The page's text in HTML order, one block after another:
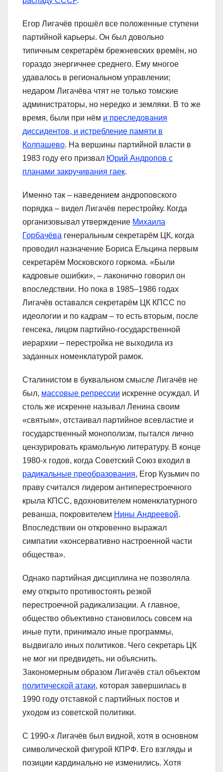
Егор Лигачёв прошёл все положенные ступени
партийной карьеры. Он был довольно
типичным секретарём брежневских времён, но
гораздо энергичнее среднего. Ему многое
удавалось в региональном управлении;
недаром Лигачёва чтят не только томские
администраторы, но нередко и земляки. В то же
время, были при нём и преследования
диссидентов, и истребление памяти в
Колпашево. На вершины партийной власти в
1983 году его призвал Юрий Андропов с
планами закручивания гаек.
Именно так – наведением андроповского
порядка – видел Лигачёв перестройку. Когда
организовывал утверждение Михаила
Горбачёва генеральным секретарём ЦК, когда
проводил назначение Бориса Ельцина первым
секретарём Московского горкома. «Были
кадровые ошибки», – лаконично говорил он
впоследствии. Но пока в 1985–1986 годах
Лигачёв оставался секретарём ЦК КПСС по
идеологии и по кадрам – то есть вторым, после
генсека, лицом партийно-государственной
иерархии – перестройка не выходила из
заданных номенклатурой рамок.
Сталинистом в буквальном смысле Лигачёв не
был, массовые репрессии искренне осуждал. И
столь же искренне называл Ленина своим
«святым», отстаивал партийное всевластие и
государственный монополизм, пытался лично
цензурировать крамольную литературу. В конце
1980-х годов, когда Советский Союз входил в
радикальные преобразования, Егор Кузьмич по
праву считался лидером антиперестроечного
крыла КПСС, вдохновителем номенклатурного
реванша, покровителем Нины Андреевой.
Впоследствии он откровенно выражал
симпатии «консервативно настроенной части
общества».
Однако партийная дисциплина не позволяла
ему открыто противостоять резкой
перестроечной радикализации. А главное,
общество объективно становилось совсем на
иные пути, принимало иные программы,
выдвигало иных политиков. Чего секретарь ЦК
не мог ни предвидеть, ни объяснить.
Закономерным образом Лигачёв стал объектом
политической атаки, которая завершилась в
1990 году отставкой с партийных постов и
уходом из советской политики.
С 1990-х Лигачёв был видной, хотя в основном
символической фигурой КПРФ. Его взгляды и
позиции кардинально не изменились. Хотя